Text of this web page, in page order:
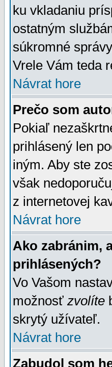
ku vkladaniu
ostatným
súkromné
Vrele Vám teda
Návrat hore
Prečo som
Pokiaľ
prihlásený len
iným. Aby ste
však
z internetovej
Návrat hore
Ako zabránim,
prihlásených?
Vo Vašom
možnosť zvolíte
skrytý užívateľ.
Návrat hore
Zabudol som